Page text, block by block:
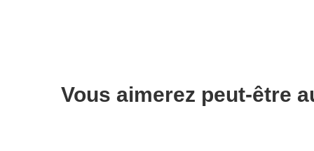
Vous aimerez peut-être